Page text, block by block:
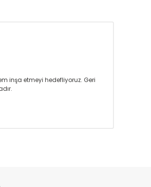
inşa etmeyi hedefliyoruz. Geri
göstermiştir.
çözümlerinde